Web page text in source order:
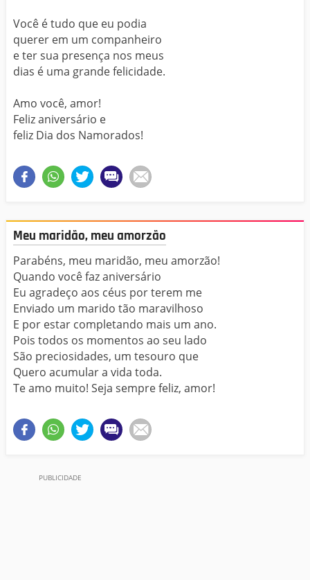
Você é tudo que eu podia
querer em um companheiro
e ter sua presença nos meus
dias é uma grande felicidade.
Amo você, amor!
Feliz aniversário e
feliz Dia dos Namorados!
Meu maridão, meu amorzão
Parabéns, meu maridão, meu amorzão!
Quando você faz aniversário
Eu agradeço aos céus por terem me
Enviado um marido tão maravilhoso
E por estar completando mais um ano.
Pois todos os momentos ao seu lado
São preciosidades, um tesouro que
Quero acumular a vida toda.
Te amo muito! Seja sempre feliz, amor!